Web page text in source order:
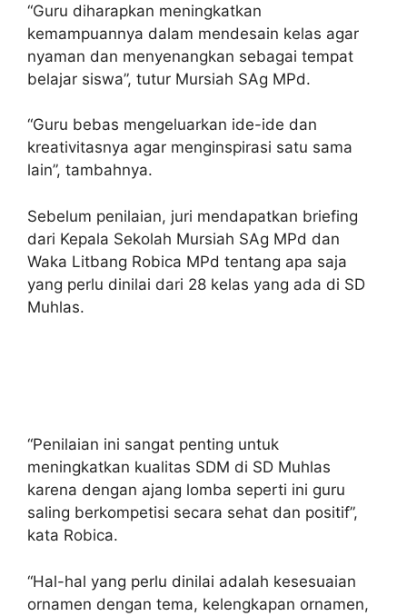
“Guru diharapkan meningkatkan
kemampuannya dalam mendesain kelas agar
nyaman dan menyenangkan sebagai tempat
belajar siswa”, tutur Mursiah SAg MPd.
“Guru bebas mengeluarkan ide-ide dan
kreativitasnya agar menginspirasi satu sama
lain”, tambahnya.
Sebelum penilaian, juri mendapatkan briefing
dari Kepala Sekolah Mursiah SAg MPd dan
Waka Litbang Robica MPd tentang apa saja
yang perlu dinilai dari 28 kelas yang ada di SD
Muhlas.
“Penilaian ini sangat penting untuk
meningkatkan kualitas SDM di SD Muhlas
karena dengan ajang lomba seperti ini guru
saling berkompetisi secara sehat dan positif”,
kata Robica.
“Hal-hal yang perlu dinilai adalah kesesuaian
ornamen dengan tema, kelengkapan ornamen,